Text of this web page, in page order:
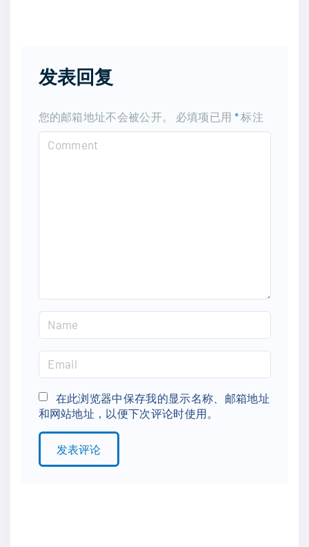
发表回复
您的邮箱地址不会被公开。 必填项已用 *标注
a
e
*
m
a
i
l
在此浏览器中保存我的显示名称、邮箱地址
和网站地址，以便下次评论时使用。